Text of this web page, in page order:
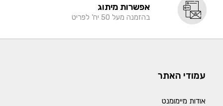
אפשרות מיתוג
בהזמנה מעל 50 יח' לפריט
עמודי האתר
אודות מיימומנט